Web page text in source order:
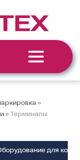
»
» Терминалы
для